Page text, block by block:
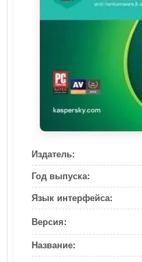
Издатель:
Год выпуска:
Язык интерфейса:
Версия:
Название: